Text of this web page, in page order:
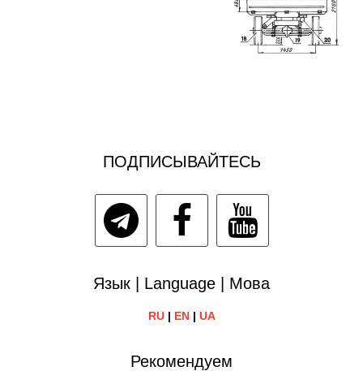
ПОДПИСЫВАЙТЕСЬ
Язык | Language | Мова
RU| EN| UA
Рекомендуем